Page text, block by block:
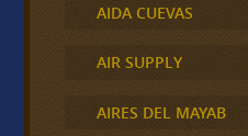
AIDA CUEVAS
AIR SUPPLY
AIRES DEL MAYAB